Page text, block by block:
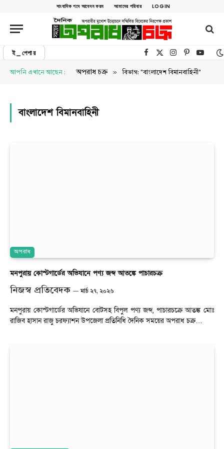
সাংবাদিক পদে আবেদন ফরম আমাদের পরিবার LOGIN
ই_পেপার Facebook
X (Twitter)Instagram
Pinterest
আপনি এখানে আছেন : অপরাধ চক্র » বিভাগ: "বাংলাদেশ বিমানবাহিনী"
বাংলাদেশ বিমানবাহিনী
অপরাধ
মনপুরায় কোস্টগার্ডের অভিযানে পণ্য জব্দ আতঙ্কে পাচারচক্র
নিজস্ব প্রতিবেদক মার্চ ২৭, ২০২৬
মনপুরায় কোস্টগার্ডের অভিযানে বোটসহ বিপুল পণ্য জব্দ, পাচারচক্রে আতঙ্ক মোঃ
রাজিব হাসান রাজু চরফ্যাশন উপজেলা প্রতিনিধি দৈনিক সময়ের অপরাধ চক্র…